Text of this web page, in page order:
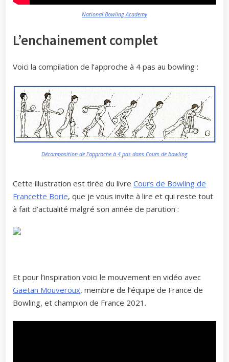
National Bowling Academy
L’enchainement complet
Voici la compilation de l’approche à 4 pas au bowling :
Décomposition de l’approche à 4 pas dans Cours de bowling
Cette illustration est tirée du livre Cours de Bowling de
Francette Borie, que je vous invite à lire et qui reste tout
à fait d’actualité malgré son année de parution :
Et pour l’inspiration voici le mouvement en vidéo avec
Gaëtan Mouveroux, membre de l’équipe de France de
Bowling, et champion de France 2021.